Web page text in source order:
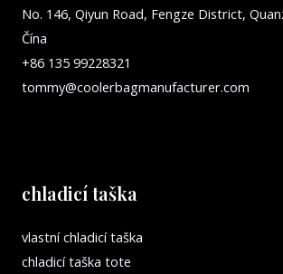
No. 146, Qiyun Road, Fengze District,
Čína
+86 135 99228321
tommy@coolerbagmanufacturer.com
chladicí taška
vlastní chladicí taška
chladicí taška tote